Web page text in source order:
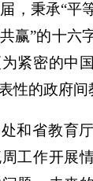
，秉承“平
赢”的十六
紧密的中
性的政府间
和省教育
工作开展